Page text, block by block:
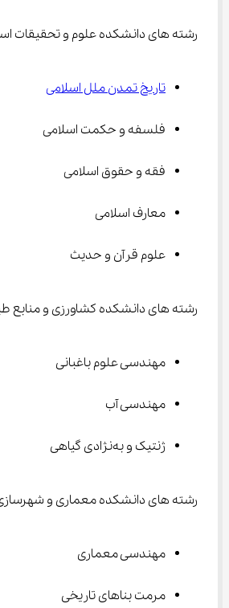
رشته های دانشکده علوم و تحقیقات
تاریخ تمدن ملل اسلامی
فلسفه و حکمت اسلامی
فقه و حقوق اسلامی
معارف اسلامی
علوم قرآن و حدیث
رشته های دانشکده کشاورزی و منابع
مهندسی علوم باغبانی
مهندسی آب
ژنتیک و به‌نژادی گیاهی
رشته های دانشکده معماری و
مهندسی معماری
مرمت بناهای تاریخی